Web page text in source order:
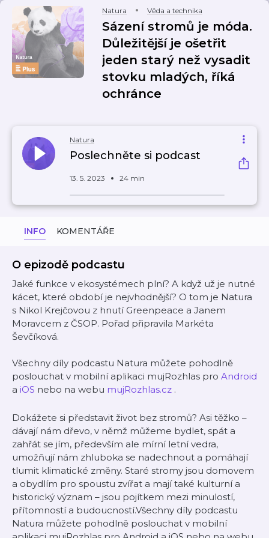
Natura Věda a technika
Sázení stromů je móda.
Důležitější je ošetřit
jeden starý než vysadit
stovku mladých, říká
ochránce
Natura
Poslechněte si podcast
13. 5. 2023 24 min
INFO KOMENTÁŘE
O epizodě podcastu
Jaké funkce v ekosystémech plní? A když už je nutné
kácet, které období je nejvhodnější? O tom je Natura
s Nikol Krejčovou z hnutí Greenpeace a Janem
Moravcem z ČSOP. Pořad připravila Markéta
Ševčíková.
Všechny díly podcastu Natura můžete pohodlně
poslouchat v mobilní aplikaci mujRozhlas pro Android
a iOS nebo na webu mujRozhlas.cz .
Dokážete si představit život bez stromů? Asi těžko –
dávají nám dřevo, v němž můžeme bydlet, spát a
zahřát se jím, především ale mírní letní vedra,
umožňují nám zhluboka se nadechnout a pomáhají
tlumit klimatické změny. Staré stromy jsou domovem
a obydlím pro spoustu zvířat a mají také kulturní a
historický význam – jsou pojítkem mezi minulostí,
přítomností a budoucností.Všechny díly podcastu
Natura můžete pohodlně poslouchat v mobilní